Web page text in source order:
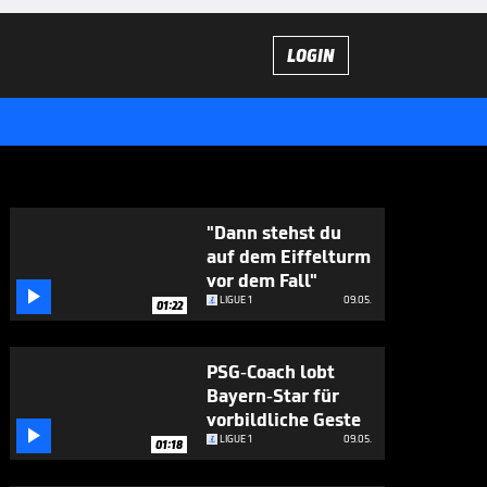
LOGIN
 01:22
"Dann stehst du
auf dem Eiffelturm
vor dem Fall"
LIGUE 1 09.05.
 01:18
PSG-Coach lobt
Bayern-Star für
vorbildliche Geste
LIGUE 1 09.05.